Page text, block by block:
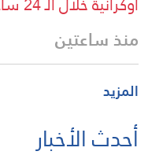
منذ ساعتين
المزيد
أحدث الأخبار